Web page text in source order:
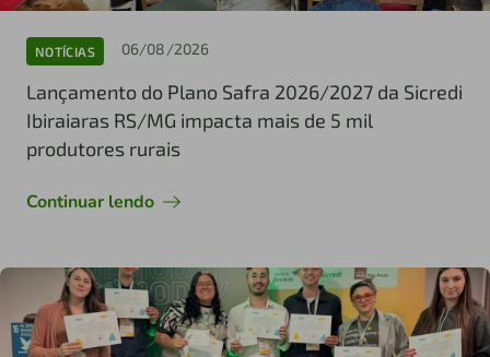
NOTÍCIAS 06/08/2026
Lançamento do Plano Safra 2026/2027 da Sicredi
Ibiraiaras RS/MG impacta mais de 5 mil
produtores rurais
Continuar lendo